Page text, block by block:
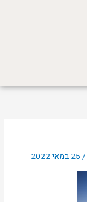
/ 25 במאי 2022